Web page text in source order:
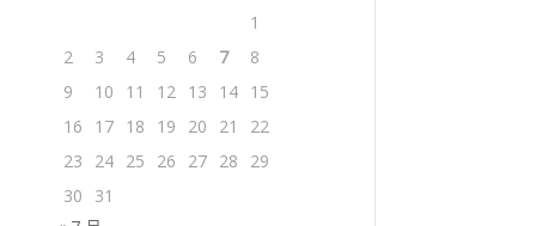
1
2
3 4 5 6 7
8
9
10 11 12 13 14
15
16
17 18 19 20 21
22
23
24 25 26 27 28
29
30
31